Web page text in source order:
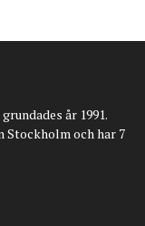
år 1991.
Stockholm och har 7